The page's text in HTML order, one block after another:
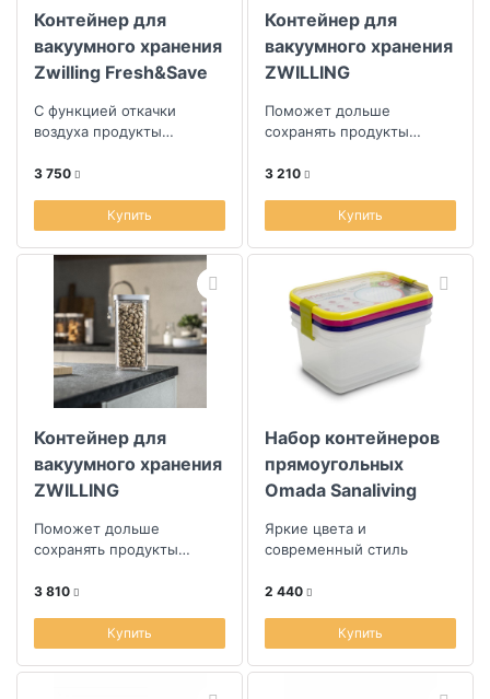
Контейнер для
вакуумного хранения
Zwilling Fresh&Save
С функцией откачки
воздуха продукты
пяти раз дольше, чем при
3 750
Купить
Контейнер для
вакуумного хранения
ZWILLING
825мл
Поможет дольше
сохранять продукты
3 210
Купить
Контейнер для
вакуумного хранения
ZWILLING
1,3л
Поможет дольше
сохранять продукты
3 810
Купить
Набор контейнеров
прямоугольных
Omada Sanaliving
Яркие цвета и
современный стиль
2 440
Купить